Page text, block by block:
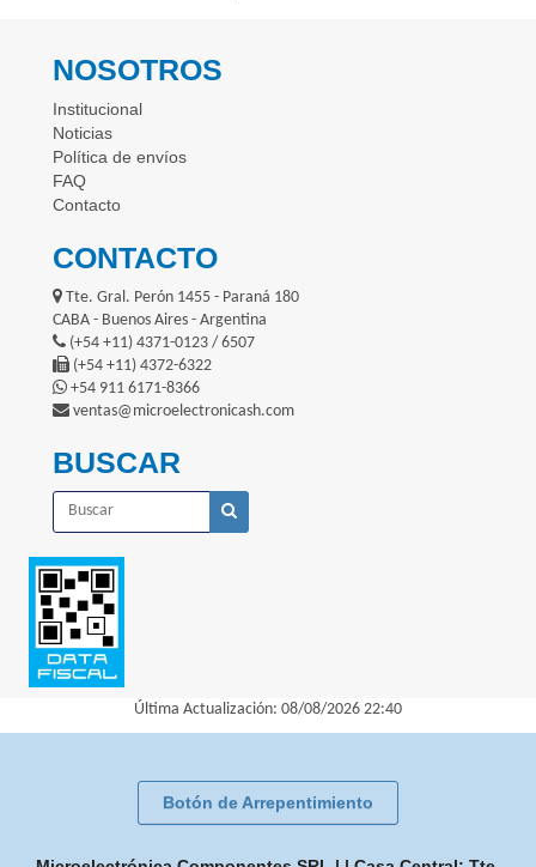
NOSOTROS
Institucional
Noticias
Política de envíos
FAQ
Contacto
CONTACTO
Tte. Gral. Perón 1455 - Paraná 180
CABA - Buenos Aires - Argentina
(+54 +11) 4371-0123 / 6507
(+54 +11) 4372-6322
+54 911 6171-8366
ventas@microelectronicash.com
BUSCAR
Última Actualización: 08/08/2026 22:40
Botón de Arrepentimiento